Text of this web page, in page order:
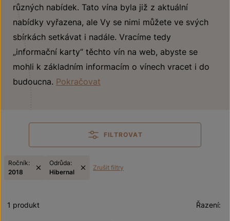
různých nabídek. Tato vína byla již z aktuální
nabídky vyřazena, ale Vy se nimi můžete ve svých
sbírkách setkávat i nadále. Vracíme tedy
„informační karty“ těchto vín na web, abyste se
mohli k základním informacím o vínech vracet i do
budoucna. Pokračovat
FILTROVAT
Ročník:
2018
Odrůda:
Hibernal
Zrušit filtry
Řazení:
1 produkt